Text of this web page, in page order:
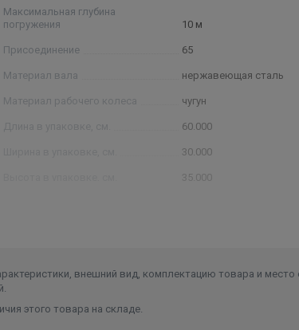
Максимальная глубина
погружения
10 м
Присоединение 65
Материал вала нержавеющая сталь
Материал рабочего колеса чугун
60.000
30.000
35.000
внешний вид, комплектацию товара и место
этого товара на складе.